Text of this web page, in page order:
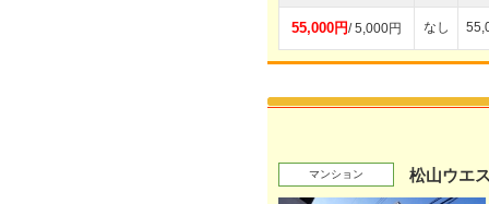
55,000円/ 5,000円 なし
マンション 松山ウエ